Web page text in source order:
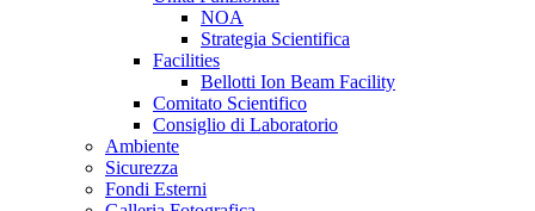
NOA
Strategia Scientifica
Facilities
Bellotti Ion Beam Facility
Comitato Scientifico
Consiglio di Laboratorio
Ambiente
Sicurezza
Fondi Esterni